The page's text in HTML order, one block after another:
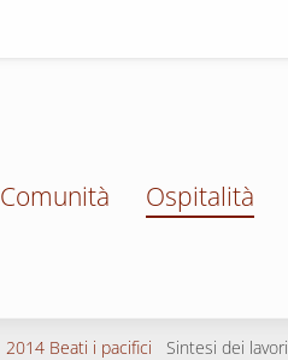
Comunità Ospitalità
2014 Beati i pacifici Sintesi dei